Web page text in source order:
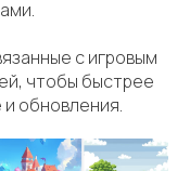
с игровым
чтобы быстрее
обновления.